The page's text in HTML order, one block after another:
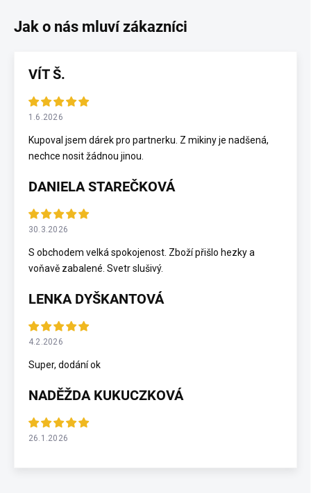
VÍT Š.
1.6.2026
Kupoval jsem dárek pro partnerku. Z mikiny je nadšená,
nechce nosit žádnou jinou.
DANIELA STAREČKOVÁ
30.3.2026
S obchodem velká spokojenost. Zboží přišlo hezky a
voňavě zabalené. Svetr slušivý.
LENKA DYŠKANTOVÁ
4.2.2026
Super, dodání ok
NADĚŽDA KUKUCZKOVÁ
26.1.2026